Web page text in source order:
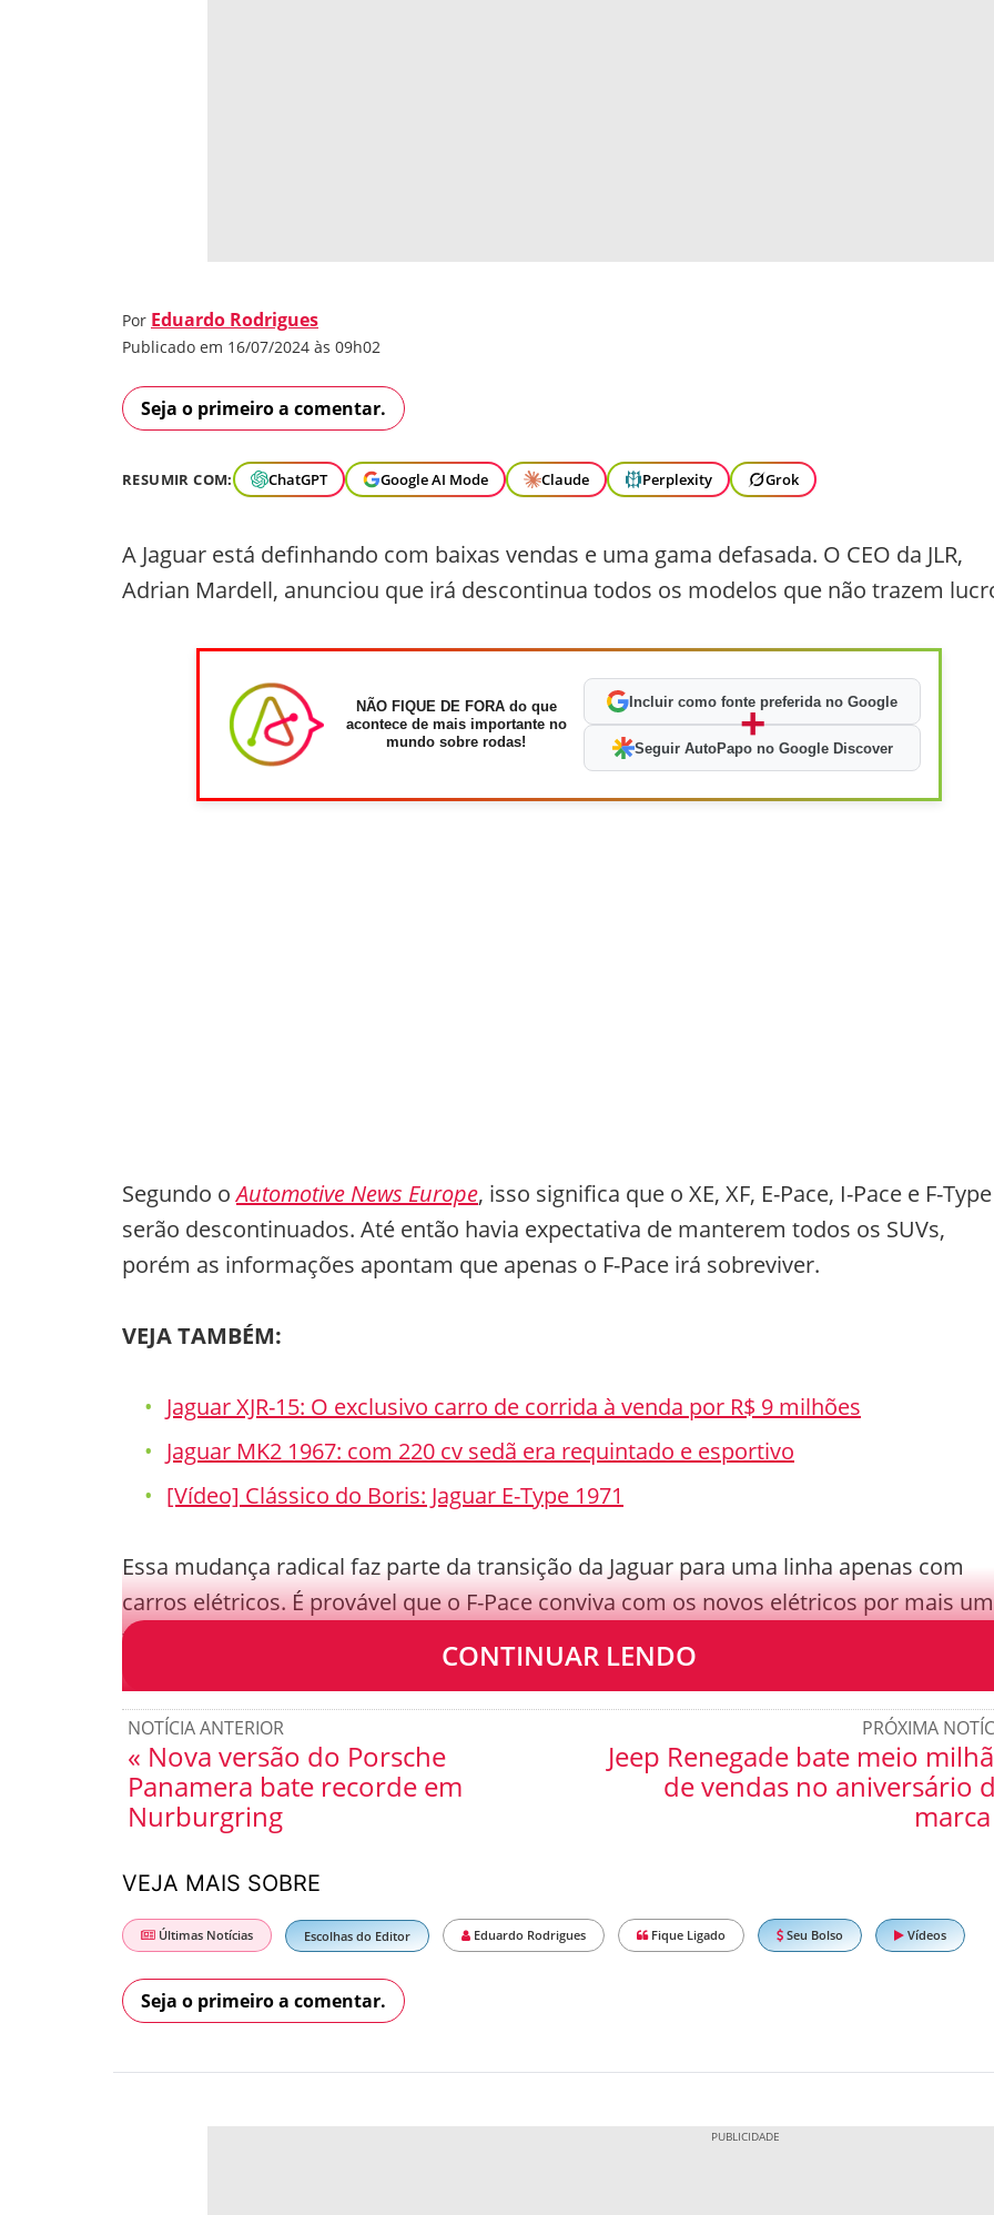
Por Eduardo Rodrigues
Publicado em 16/07/2024 às 09h02
Seja o primeiro a comentar.
RESUMIR COM: ChatGPT Google AI Mode Claude Perplexity Grok
A Jaguar está definhando com baixas vendas e uma gama defasada. O CEO da JLR,
Adrian Mardell, anunciou que irá descontinua todos os modelos que não trazem
NÃO FIQUE DE FORA do que
acontece de mais importante no
mundo sobre rodas!
Incluir como fonte preferida no Google
+
Seguir AutoPapo no Google Discover
Segundo oAutomotive News Europe, isso significa que o XE, XF, E-Pace, I-Pace e F-Type
serão descontinuados. Até então havia expectativa de manterem todos os SUVs,
porém as informações apontam que apenas o F-Pace irá sobreviver.
VEJA TAMBÉM:
Jaguar XJR-15: O exclusivo carro de corrida à venda por R$ 9 milhões
Jaguar MK2 1967: com 220 cv sedã era requintado e esportivo
[Vídeo] Clássico do Boris: Jaguar E-Type 1971
Essa mudança radical faz parte da transição da Jaguar para uma linha apenas com
carros elétricos. É provável que o F-Pace conviva com os novos elétricos por mais um
tempo.
CONTINUAR LENDO
PRÓXIMA
Jeep Renegade bate meio
de vendas no aniversário
NOTÍCIA ANTERIOR
« Nova versão do Porsche
Panamera bate recorde em
Nurburgring
VEJA MAIS SOBRE
Últimas Notícias Escolhas do Editor Eduardo Rodrigues Fique Ligado Seu Bolso Vídeos
Seja o primeiro a comentar.